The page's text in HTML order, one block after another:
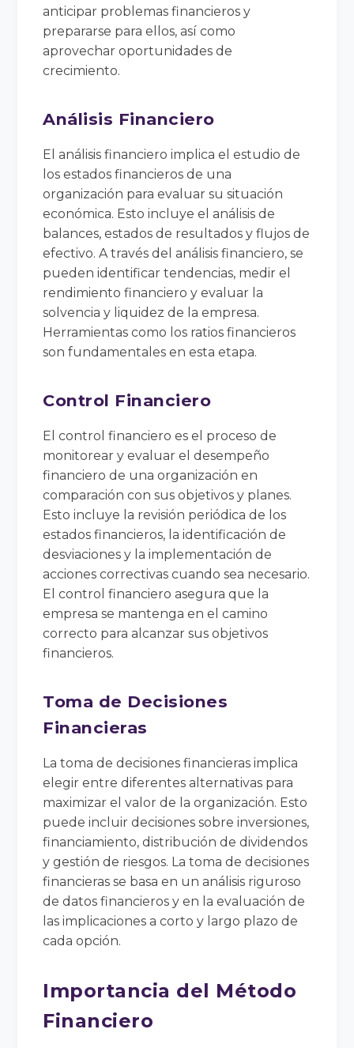
anticipar problemas financieros y
prepararse para ellos, así como
aprovechar oportunidades de
crecimiento.
Análisis Financiero
El análisis financiero implica el estudio de
los estados financieros de una
organización para evaluar su situación
económica. Esto incluye el análisis de
balances, estados de resultados y flujos de
efectivo. A través del análisis financiero, se
pueden identificar tendencias, medir el
rendimiento financiero y evaluar la
solvencia y liquidez de la empresa.
Herramientas como los ratios financieros
son fundamentales en esta etapa.
Control Financiero
El control financiero es el proceso de
monitorear y evaluar el desempeño
financiero de una organización en
comparación con sus objetivos y planes.
Esto incluye la revisión periódica de los
estados financieros, la identificación de
desviaciones y la implementación de
acciones correctivas cuando sea necesario.
El control financiero asegura que la
empresa se mantenga en el camino
correcto para alcanzar sus objetivos
financieros.
Toma de Decisiones
Financieras
La toma de decisiones financieras implica
elegir entre diferentes alternativas para
maximizar el valor de la organización. Esto
puede incluir decisiones sobre inversiones,
financiamiento, distribución de dividendos
y gestión de riesgos. La toma de decisiones
financieras se basa en un análisis riguroso
de datos financieros y en la evaluación de
las implicaciones a corto y largo plazo de
cada opción.
Importancia del Método
Financiero